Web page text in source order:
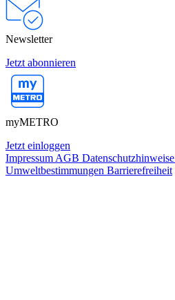
Newsletter
Jetzt abonnieren
myMETRO
Jetzt einloggen
Impressum AGB Datenschutzhinweise
Umweltbestimmungen Barrierefreiheit